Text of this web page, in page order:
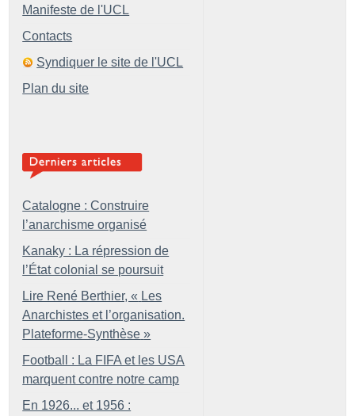
Manifeste de l'UCL
Contacts
Syndiquer le site de l'UCL
Plan du site
Catalogne : Construire
l’anarchisme organisé
Kanaky : La répression de
l’État colonial se poursuit
Lire René Berthier, « Les
Anarchistes et l’organisation.
Plateforme-Synthèse »
Football : La FIFA et les USA
marquent contre notre camp
En 1926... et 1956 :